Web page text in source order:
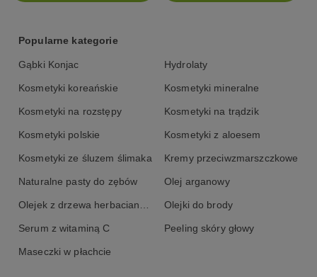
Popularne kategorie
Gąbki Konjac Hydrolaty
Kosmetyki koreańskie Kosmetyki mineralne
Kosmetyki na rozstępy Kosmetyki na trądzik
Kosmetyki polskie Kosmetyki z aloesem
Kosmetyki ze śluzem ślimaka Kremy przeciwzmarszczkowe
Naturalne pasty do zębów Olej arganowy
Olejek z drzewa herbacianego Olejki do brody
Serum z witaminą C Peeling skóry głowy
Maseczki w płachcie